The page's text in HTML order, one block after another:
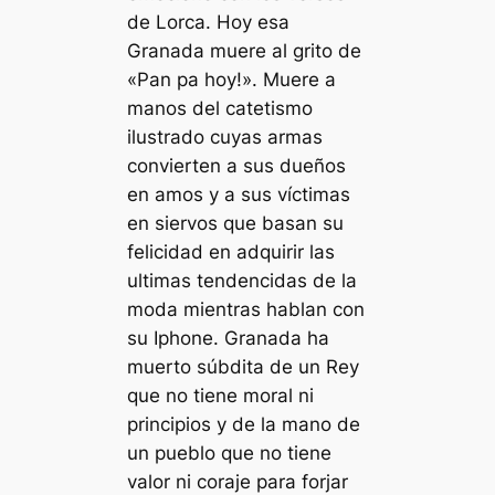
de Lorca. Hoy esa
Granada muere al grito de
«Pan pa hoy!». Muere a
manos del catetismo
ilustrado cuyas armas
convierten a sus dueños
en amos y a sus víctimas
en siervos que basan su
felicidad en adquirir las
ultimas tendencidas de la
moda mientras hablan con
su Iphone. Granada ha
muerto súbdita de un Rey
que no tiene moral ni
principios y de la mano de
un pueblo que no tiene
valor ni coraje para forjar